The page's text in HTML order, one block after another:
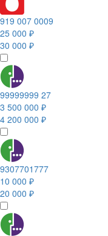
919 007 0009
25 000 ₽
30 000 ₽
99999999 27
3 500 000 ₽
4 200 000 ₽
9307701777
10 000 ₽
20 000 ₽